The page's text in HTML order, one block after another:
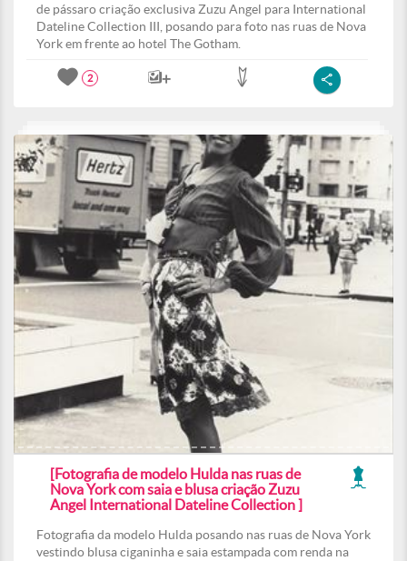
de pássaro criação exclusiva Zuzu Angel para International
Dateline Collection III, posando para foto nas ruas de Nova
York em frente ao hotel The Gotham.
2
[Fotografia de modelo Hulda nas ruas de
Nova York com saia e blusa criação Zuzu
Angel International Dateline Collection ]
Fotografia da modelo Hulda posando nas ruas de Nova York
vestindo blusa ciganinha e saia estampada com renda na